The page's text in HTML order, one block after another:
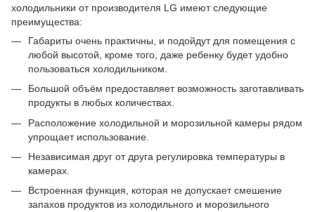
холодильники от производителя LG имеют следующие
преимущества:
Габариты очень практичны, и подойдут для помещения с
любой высотой, кроме того, даже ребенку будет удобно
пользоваться холодильником.
Большой объём предоставляет возможность заготавливать
продукты в любых количествах.
Расположение холодильной и морозильной камеры рядом
упрощает использование.
Независимая друг от друга регулировка температуры в
камерах.
Встроенная функция, которая не допускает смешение
запахов продуктов из холодильного и морозильного